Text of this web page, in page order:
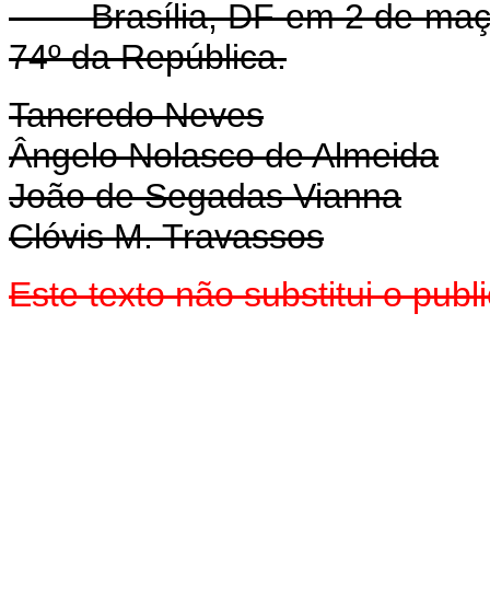
Brasília, DF em 2 de maço
74º da República.
Tancredo Neves
Ângelo Nolasco de Almeida
João de Segadas Vianna
Clóvis M. Travassos
Este texto não substitui o